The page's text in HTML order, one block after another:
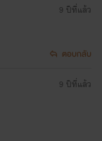
9 ปีที่แล้ว
ตอบกลับ
9 ปีที่แล้ว